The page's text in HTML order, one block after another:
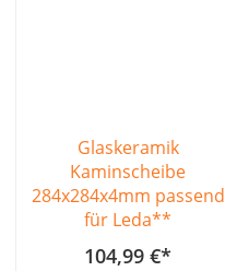
Glaskeramik
Kaminscheibe
284x284x4mm passend
für Leda**
104,99 €